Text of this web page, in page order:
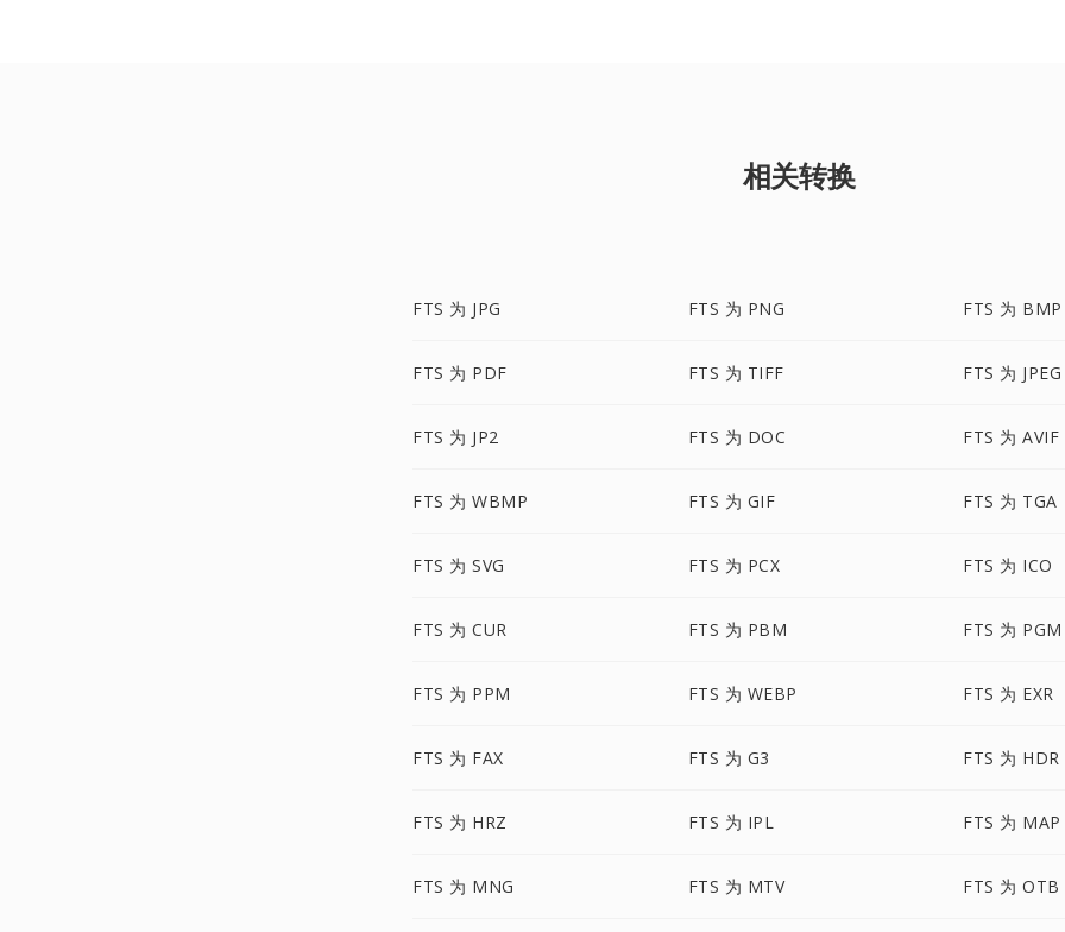
相关转换
FTS 为 JPG FTS 为 PNG FTS 为 BMP
FTS 为 PDF FTS 为 TIFF FTS 为 JPEG
FTS 为 JP2 FTS 为 DOC FTS 为 AVIF
FTS 为 WBMP FTS 为 GIF FTS 为 TGA
FTS 为 SVG FTS 为 PCX FTS 为 ICO
FTS 为 CUR FTS 为 PBM FTS 为 PGM
FTS 为 PPM FTS 为 WEBP FTS 为 EXR
FTS 为 FAX FTS 为 G3 FTS 为 HDR
FTS 为 HRZ FTS 为 IPL FTS 为 MAP
FTS 为 MNG FTS 为 MTV FTS 为 OTB